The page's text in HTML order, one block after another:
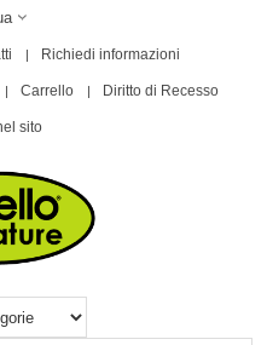
Richiedi informazioni
Carrello Diritto di Recesso
sito